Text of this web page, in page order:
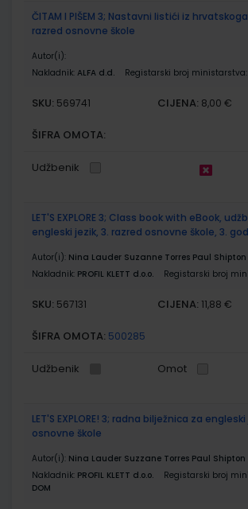
ČITAM I PIŠEM 3; Nastavni listići iz
razred osnovne škole
Autor(i):
Nakladnik: ALFA d.d. Registarski broj ministarstva:
SKU: 569741 CIJENA: 8,00 €
ŠIFRA OMOTA:
Udžbenik
LET'S EXPLORE 3; Class book with eBook,
engleski jezik, 3. razred osnovne škole, 3.
Autor(i): Nina Lauder Suzanne Torres Paul Shipton
Nakladnik: PROFIL KLETT d.o.o. Registarski broj
SKU: 567131 CIJENA: 11,88 €
ŠIFRA OMOTA: 500285
Udžbenik Omot
LET'S EXPLORE! 3; radna bilježnica za
osnovne škole
Autor(i): Nina Lauder Suzzane Torres Paul Shipton
Nakladnik: PROFIL KLETT d.o.o. Registarski broj
DOM